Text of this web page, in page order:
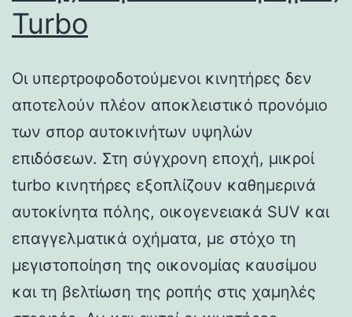
Turbo
Οι υπερτροφοδοτούμενοι κινητήρες δεν
αποτελούν πλέον αποκλειστικό προνόμιο
των σπορ αυτοκινήτων υψηλών
επιδόσεων. Στη σύγχρονη εποχή, μικροί
turbo κινητήρες εξοπλίζουν καθημερινά
αυτοκίνητα πόλης, οικογενειακά SUV και
επαγγελματικά οχήματα, με στόχο τη
μεγιστοποίηση της οικονομίας καυσίμου
και τη βελτίωση της ροπής στις χαμηλές